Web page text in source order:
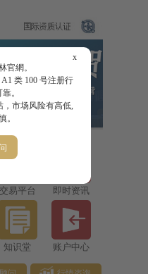
x
官網。
类 100 号注册行
。
市场风险有高低,
。
交易平台 即时资讯
知识堂 账户中心